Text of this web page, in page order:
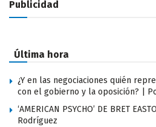
Publicidad
Última hora
¿Y en las negociaciones quién
con el gobierno y la oposición? |
‘AMERICAN PSYCHO’ DE BRET
Rodríguez